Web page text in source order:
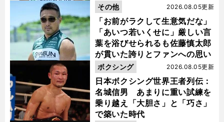
「お前がラクして生意気だな」
「あいつ若いくせに」厳しい言
葉を浴びせられるも佐藤慎太郎
が貫いた誇りとファンへの思い
2026.08.05更新
その他
日本ボクシング世界王者列伝：
名城信男 あまりに重い試練を
乗り越え「大胆さ」と「巧さ」
で築いた時代
2026.08.05更新
ボクシング